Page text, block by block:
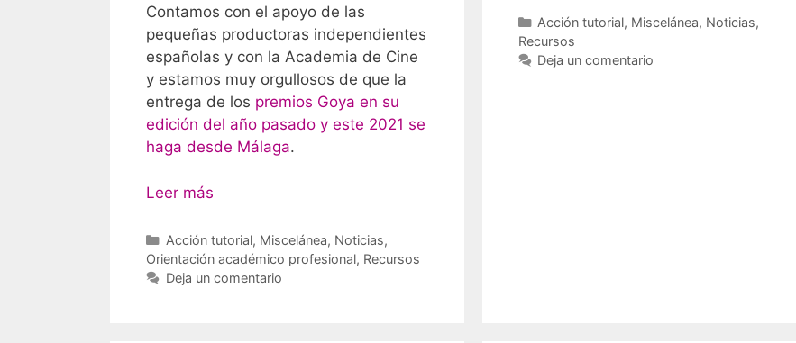
Contamos con el apoyo de las
pequeñas productoras independientes
españolas y con la Academia de Cine
y estamos muy orgullosos de que la
entrega de los premios Goya en su
edición del año pasado y este 2021 se
haga desde Málaga.
Leer más
Categorías
Acción tutorial, Miscelánea, Noticias,
Orientación académico profesional, Recursos
Deja un comentario
Categorías
Acción tutorial, Miscelánea, Noticias,
Recursos
Deja un comentario